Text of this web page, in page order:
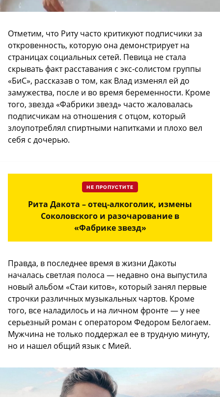
Отметим, что Риту часто критикуют подписчики за
откровенность, которую она демонстрирует на
страницах социальных сетей. Певица не стала
скрывать факт расставания с экс-солистом группы
«БиС», рассказав о том, как Влад изменял ей до
замужества, после и во время беременности. Кроме
того, звезда «Фабрики звезд» часто жаловалась
подписчикам на отношения с отцом, который
злоупотреблял спиртными напитками и плохо вел
себя с дочерью.
НЕ ПРОПУСТИТЕ
Рита Дакота – отец-алкоголик, измены
Соколовского и разочарование в
«Фабрике звезд»
Правда, в последнее время в жизни Дакоты
началась светлая полоса — недавно она выпустила
новый альбом «Стаи китов», который занял первые
строчки различных музыкальных чартов. Кроме
того, все наладилось и на личном фронте — у нее
серьезный роман с оператором Федором Белогаем.
Мужчина не только поддержал ее в трудную минуту,
но и нашел общий язык с Мией.